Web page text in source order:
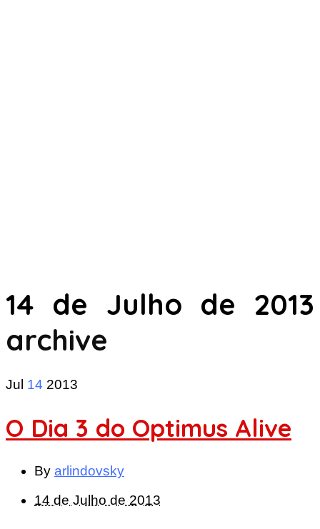
14 de Julho de 2013
archive
Jul 14 2013
O Dia 3 do Optimus Alive
By arlindovsky
14 de Julho de 2013